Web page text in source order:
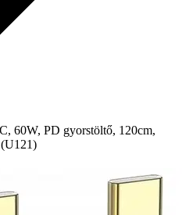
60W, PD gyorstöltő, 120cm,